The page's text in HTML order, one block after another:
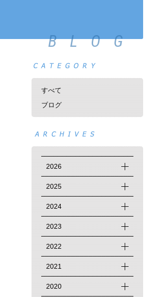
BLOG
すべて
ブログ
2026
2025
2024
2023
2022
2021
2020